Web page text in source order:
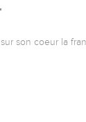
son coeur la